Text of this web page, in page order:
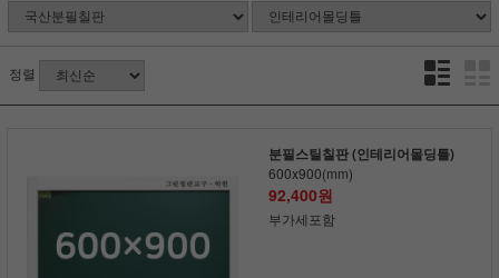
정렬
분필스틸칠판 (인테리어몰딩틀)
600x900(mm)
92,400원
부가세포함